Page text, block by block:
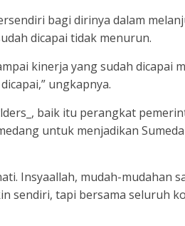
bagi dirinya dalam
dicapai tidak menurun.
kinerja yang sudah dicapai
ungkapnya.
baik itu perangkat
untuk menjadikan
Insyaallah, mudah-mudahan
sendiri, tapi bersama seluruh